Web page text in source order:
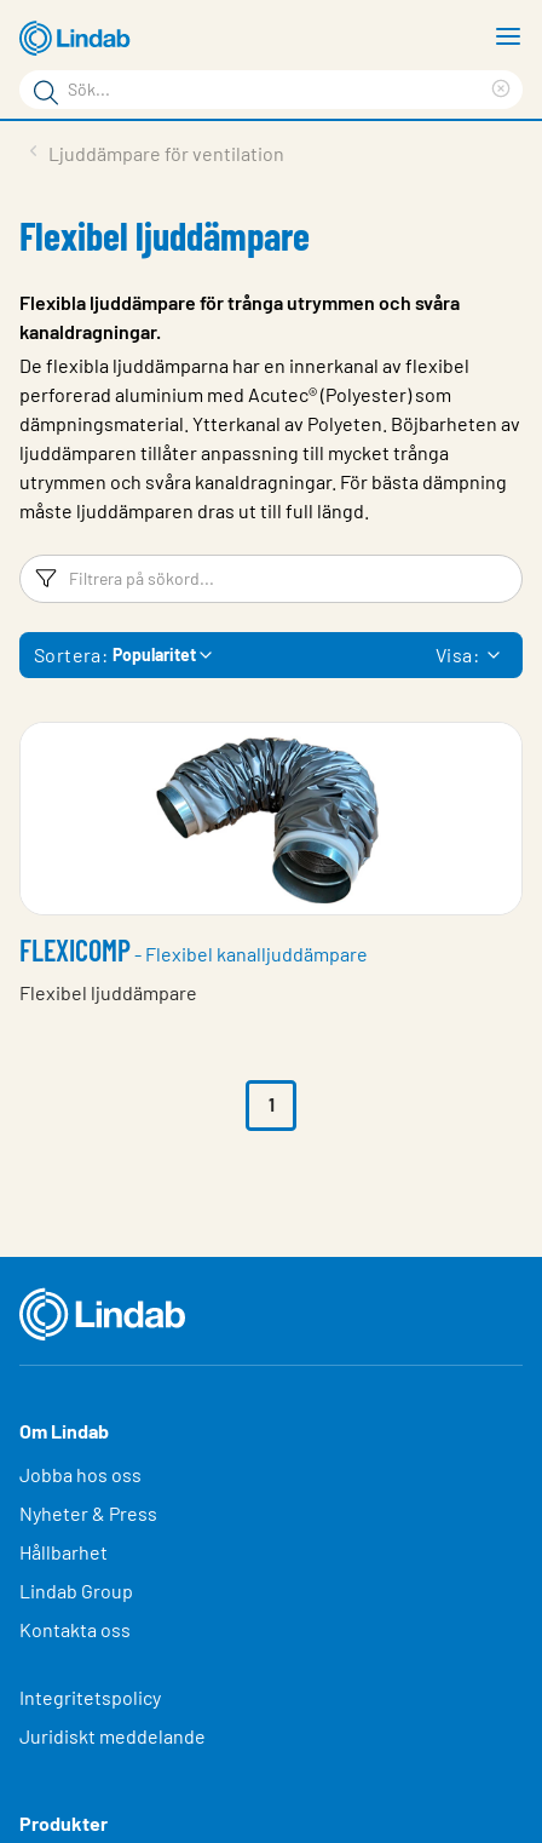
Hoppa
till
huvudinnehållet
Sökord
Sök
på
Service & Support
Om Lindab
Kontakt
Logga in
Choose languge
Sweden
Ljuddämpare för ventilation
Flexibel ljuddämpare
Flexibla ljuddämpare för trånga utrymmen och svåra
kanaldragningar.
De flexibla ljuddämparna har en innerkanal av flexibel
perforerad aluminium med Acutec® (Polyester) som
dämpningsmaterial. Ytterkanal av Polyeten. Böjbarheten av
ljuddämparen tillåter anpassning till mycket trånga
utrymmen och svåra kanaldragningar. För bästa dämpning
måste ljuddämparen dras ut till full längd.
Filtreringsord
Sortera: Popularitet Visa:
FLEXICOMP- Flexibel kanalljuddämpare
Flexibel ljuddämpare
1
Om Lindab
Jobba hos oss
Nyheter & Press
Hållbarhet
Lindab Group
Kontakta oss
Integritetspolicy
Juridiskt meddelande
Produkter